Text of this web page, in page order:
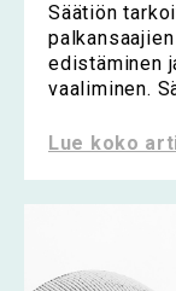
Säätiön
edistäminen
vaaliminen.
Lue koko